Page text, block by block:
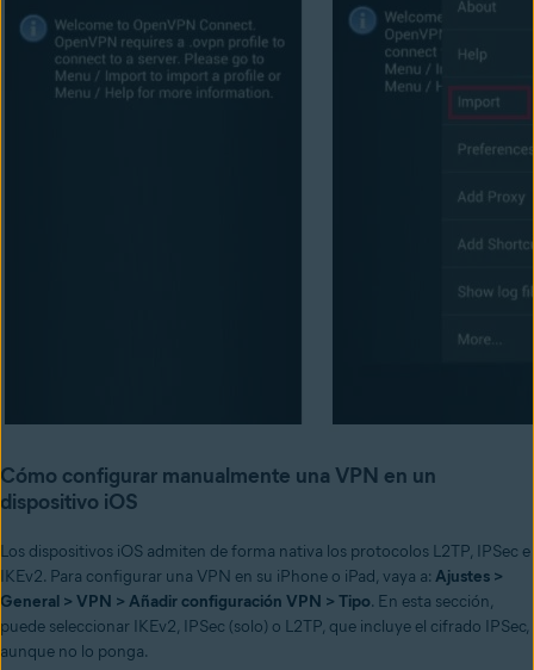
Cómo configurar manualmente una VPN en un
dispositivo iOS
Los dispositivos iOS admiten de forma nativa los protocolos L2TP, IPSec e
IKEv2. Para configurar una VPN en su iPhone o iPad, vaya a: Ajustes >
General > VPN > Añadir configuración VPN > Tipo. En esta sección,
puede seleccionar IKEv2, IPSec (solo) o L2TP, que incluye el cifrado IPSec,
aunque no lo ponga.